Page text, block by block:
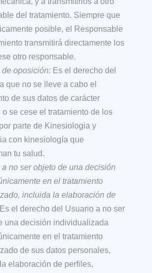
del tratamiento. Siempre que
posible, el Responsable
transmitirá directamente los
otro responsable.
de oposición: Es el derecho del
que no se lleve a cabo el
de sus datos de carácter
o se cese el tratamiento de los
parte de Kinesiologia y
con kinesiología que
tu salud.
no ser objeto de una decisión
en el tratamiento
incluida la elaboración de
Es el derecho del Usuario a no ser
una decisión individualizada
en el tratamiento
de sus datos personales,
elaboración de perfiles,